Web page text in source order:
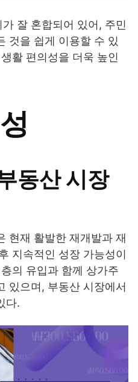
잘 혼합되어 있어, 주민
것을 쉽게 이용할 수 있
활 편의성을 더욱 높인
동산 시장
현재 활발한 재개발과 재
지속적인 성장 가능성이
의 유입과 함께 상가주
있으며, 부동산 시장에서
다.